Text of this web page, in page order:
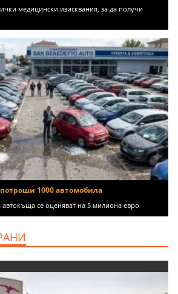
медицински изисквания, за да получи
1000 автомобила
автокъща се оценяват на 5 милиона евро